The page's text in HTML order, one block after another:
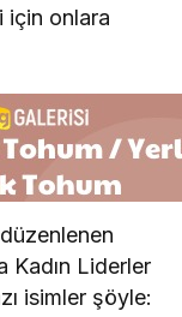
için onlara
Kadın Liderler
isimler şöyle: